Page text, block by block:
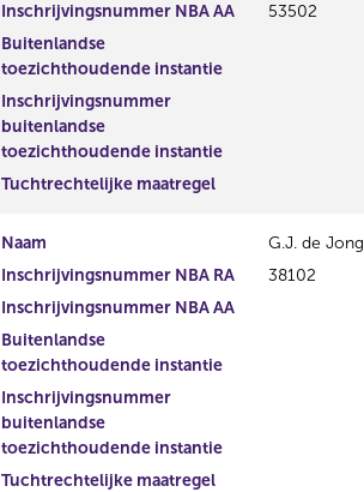
Inschrijvingsnummer NBA AA
53502
Buitenlandse
toezichthoudende instantie
Inschrijvingsnummer
buitenlandse
toezichthoudende instantie
Tuchtrechtelijke maatregel
Naam
G.J. de Jong
Inschrijvingsnummer NBA RA
38102
Inschrijvingsnummer NBA AA
Buitenlandse
toezichthoudende instantie
Inschrijvingsnummer
buitenlandse
toezichthoudende instantie
Tuchtrechtelijke maatregel